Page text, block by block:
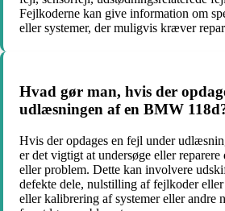
Fejlkoderne kan give information om
eller systemer, der muligvis kræver
Hvad gør man, hvis der
udlæsningen af en BMW
Hvis der opdages en fejl under
er det vigtigt at undersøge eller
eller problem. Dette kan involvere
defekte dele, nulstilling af fejlkoder
eller kalibrering af systemer eller andre